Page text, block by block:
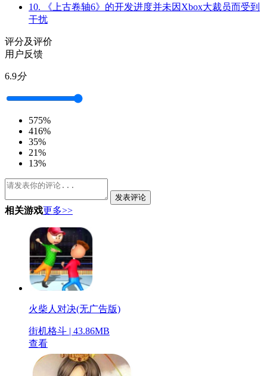
10. 《上古卷轴6》的开发进度并未因Xbox大裁员而受到
干扰
评分及评价
用户反馈
6.9分
575%
416%
35%
21%
13%
发表评论
相关游戏更多>>
火柴人对决(无广告版)
街机格斗 | 43.86MB
查看